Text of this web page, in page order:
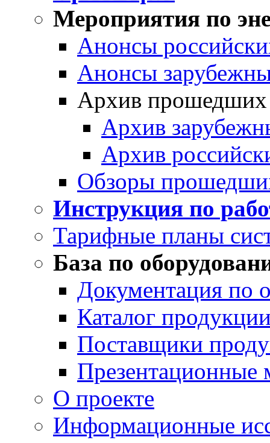
Мероприятия по
Анонсы
Анонсы
Архив прошедших
Архив
Архив
Обзоры
Инструкция по
Тарифные планы
База по
Документация по
Каталог
Поставщики
Презентационные
О проекте
Информационные